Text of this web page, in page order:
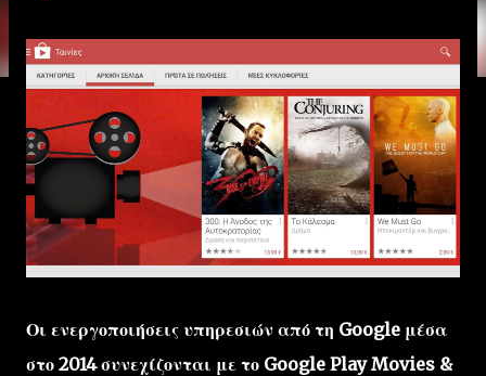
Οι ενεργοποιήσεις υπηρεσιών από τη Google μέσα
στο 2014 συνεχίζονται με το Google Play Movies &